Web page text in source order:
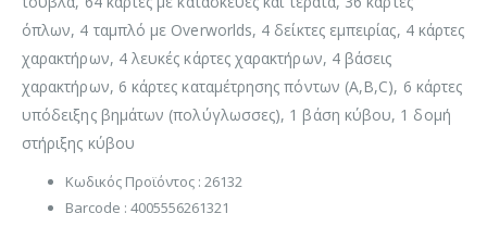
όπλων, 4 ταμπλό με Overworlds, 4 δείκτες εμπειρίας, 4 κάρτες
χαρακτήρων, 4 λευκές κάρτες χαρακτήρων, 4 βάσεις
χαρακτήρων, 6 κάρτες καταμέτρησης πόντων (A,B,C), 6 κάρτες
υπόδειξης βημάτων (πολύγλωσσες), 1 βάση κύβου, 1 δομή
στήριξης κύβου
Κωδικός Προϊόντος : 26132
Barcode : 4005556261321